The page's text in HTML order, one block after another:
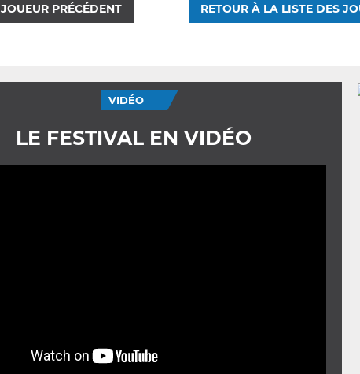
JOUEUR PRÉCÉDENT RETOUR À LA LISTE DES
VIDÉO
LE FESTIVAL EN VIDÉO